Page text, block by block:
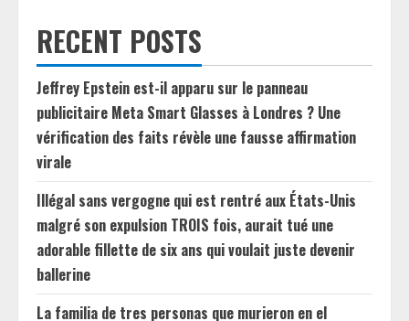
RECENT POSTS
Jeffrey Epstein est-il apparu sur le panneau
publicitaire Meta Smart Glasses à Londres ? Une
vérification des faits révèle une fausse affirmation
virale
Illégal sans vergogne qui est rentré aux États-Unis
malgré son expulsion TROIS fois, aurait tué une
adorable fillette de six ans qui voulait juste devenir
ballerine
La familia de tres personas que murieron en el